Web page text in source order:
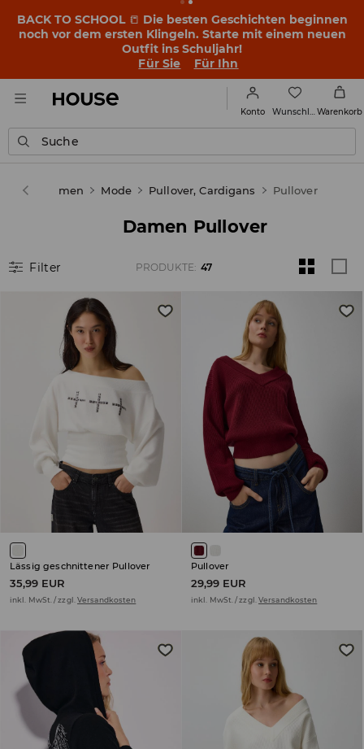
BACK TO SCHOOL 📒 Die besten Geschichten beginnen
noch vor dem ersten Klingeln. Starte mit einem neuen
Outfit ins Schuljahr!
Für Sie
Für Ihn
Konto Warenkorb
Suche
Damen Mode Pullover, Cardigans Pullover
Damen Pullover
Filter PRODUKTE: 47
Lässig geschnittener Pullover
35,99 EUR
inkl. MwSt. / zzgl. Versandkosten
Pullover
29,99 EUR
inkl. MwSt. / zzgl. Versandkosten